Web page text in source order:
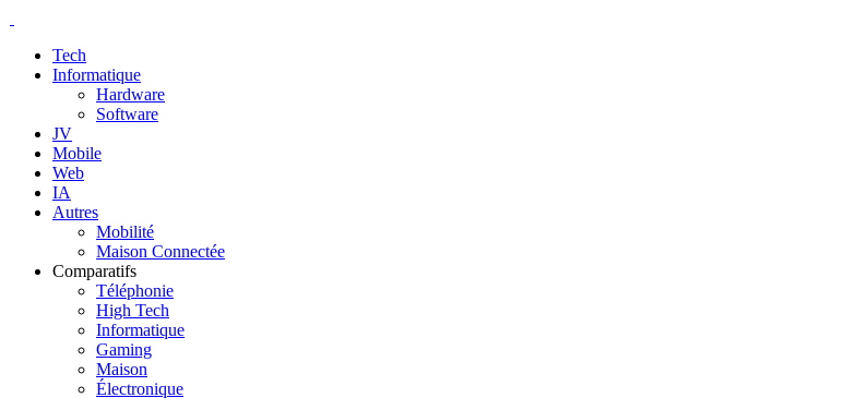
Tech
Informatique
Hardware
Software
JV
Mobile
Web
IA
Autres
Mobilité
Maison Connectée
Comparatifs
Téléphonie
High Tech
Informatique
Gaming
Maison
Électronique